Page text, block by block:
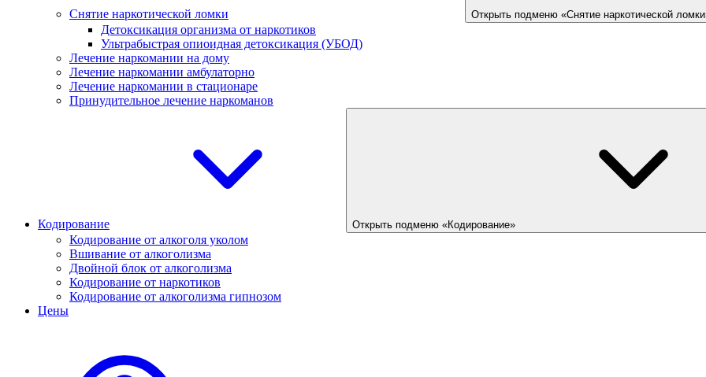
Снятие наркотической ломки Открыть подменю «Снятие наркотической
Детоксикация организма от наркотиков
Ультрабыстрая опиоидная детоксикация (УБОД)
Лечение наркомании на дому
Лечение наркомании амбулаторно
Лечение наркомании в стационаре
Принудительное лечение наркоманов
Кодирование Открыть подменю «Кодирование»
Кодирование от алкоголя уколом
Вшивание от алкоголизма
Двойной блок от алкоголизма
Кодирование от наркотиков
Кодирование от алкоголизма гипнозом
Цены